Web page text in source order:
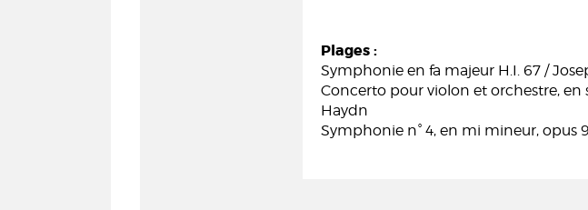
Plages :
Symphonie en fa majeur H.I. 67 /
Concerto pour violon et orchestre, en
Haydn
Symphonie n° 4, en mi mineur, opus